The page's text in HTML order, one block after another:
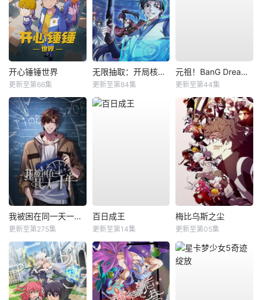
开心锤锤世界
更新至第66集
无限抽取：开局核平修仙世界动态漫
更新至第84集
元祖！BanG Dream酱
更新至第44集
我被困在同一天一千年动态漫
更新至第275集
百日成王
更新至第14集
梅比乌斯之尘
更新至第05集